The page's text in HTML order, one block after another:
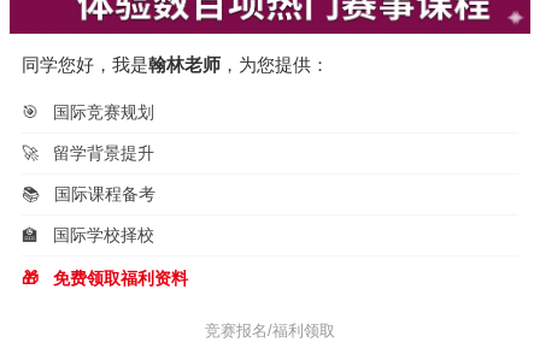
同学您好，我是翰林老师 ，为您提供：
🎯 国际竞赛规划
🚀 留学背景提升
📚 国际课程备考
🏫 国际学校择校
🎁 免费领取福利资料
竞赛报名/福利领取